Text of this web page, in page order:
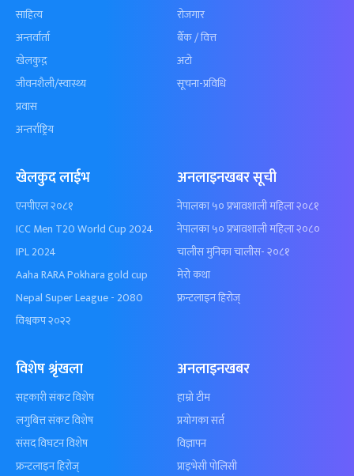
साहित्य
अन्तर्वार्ता
खेलकुद़़
जीवनशैली/स्वास्थ्य
प्रवास
अन्तर्राष्ट्रिय
रोजगार
बैँक / वित्त
अटो
सूचना-प्रविधि
खेलकुद लाईभ
एनपीएल २०८१
ICC Men T20 World Cup 2024
IPL 2024
Aaha RARA Pokhara gold cup
Nepal Super League - 2080
विश्वकप २०२२
अनलाइनखबर सूची
नेपालका ५० प्रभावशाली महिला २०८१
नेपालका ५० प्रभावशाली महिला २०८०
चालीस मुनिका चालीस- २०८१
मेरो कथा
फ्रन्टलाइन हिरोज्
विशेष श्रृंखला
सहकारी संकट विशेष
लगुबित्त संकट विशेष
संसद विघटन विशेष
फ्रन्टलाइन हिरोज्
अनलाइनखबर
हाम्रो टीम
प्रयोगका सर्त
विज्ञापन
प्राइभेसी पोलिसी